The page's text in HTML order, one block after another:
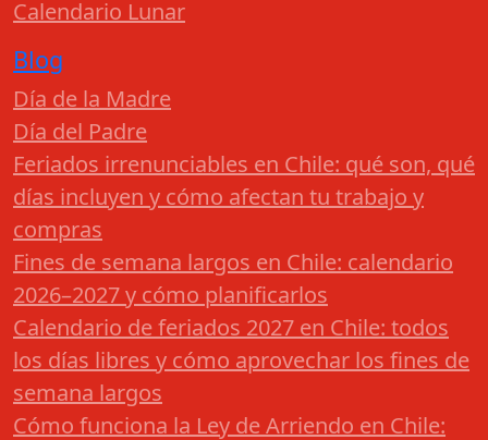
Calendario Lunar
Blog
Día de la Madre
Día del Padre
Feriados irrenunciables en Chile: qué son, qué
días incluyen y cómo afectan tu trabajo y
compras
Fines de semana largos en Chile: calendario
2026–2027 y cómo planificarlos
Calendario de feriados 2027 en Chile: todos
los días libres y cómo aprovechar los fines de
semana largos
Cómo funciona la Ley de Arriendo en Chile: